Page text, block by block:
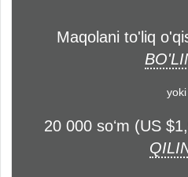
Maqolani to'liq
yoki
20 000 soʻm (US